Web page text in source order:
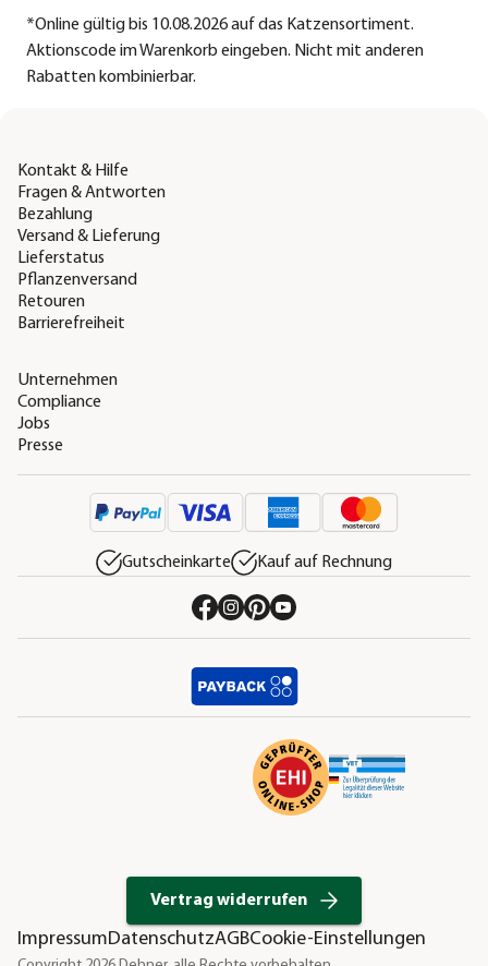
*Online gültig bis 10.08.2026 auf das Katzensortiment.
Aktionscode im Warenkorb eingeben. Nicht mit anderen
Rabatten kombinierbar.
Kontakt & Hilfe
Fragen & Antworten
Bezahlung
Versand & Lieferung
Lieferstatus
Pflanzenversand
Retouren
Barrierefreiheit
Unternehmen
Compliance
Jobs
Presse
Gutscheinkarte Kauf auf Rechnung
Vertrag widerrufen
ImpressumDatenschutzAGBCookie-Einstellungen